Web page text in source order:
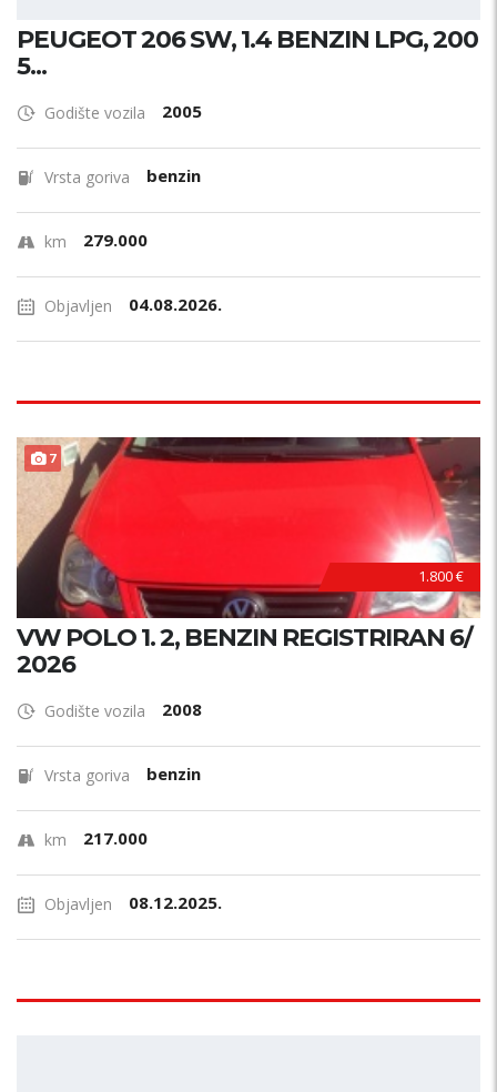
PEUGEOT 206 SW, 1.4 BENZIN LPG, 200
5...
Godište vozila 2005
Vrsta goriva benzin
km 279.000
Objavljen 04.08.2026.
7
1.800 €
VW POLO 1. 2, BENZIN REGISTRIRAN 6/
2026
Godište vozila 2008
Vrsta goriva benzin
km 217.000
Objavljen 08.12.2025.